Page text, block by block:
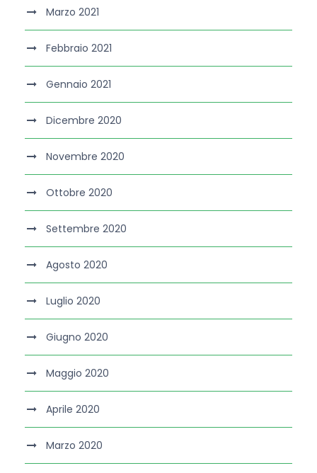
Marzo 2021
Febbraio 2021
Gennaio 2021
Dicembre 2020
Novembre 2020
Ottobre 2020
Settembre 2020
Agosto 2020
Luglio 2020
Giugno 2020
Maggio 2020
Aprile 2020
Marzo 2020